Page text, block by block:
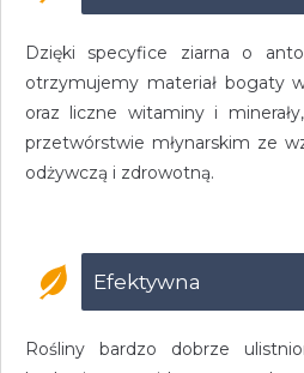
Dzięki specyfice ziarna o
otrzymujemy materiał bogaty
oraz liczne witaminy i
przetwórstwie młynarskim ze
odżywczą i zdrowotną.
Efektywna
Rośliny bardzo dobrze